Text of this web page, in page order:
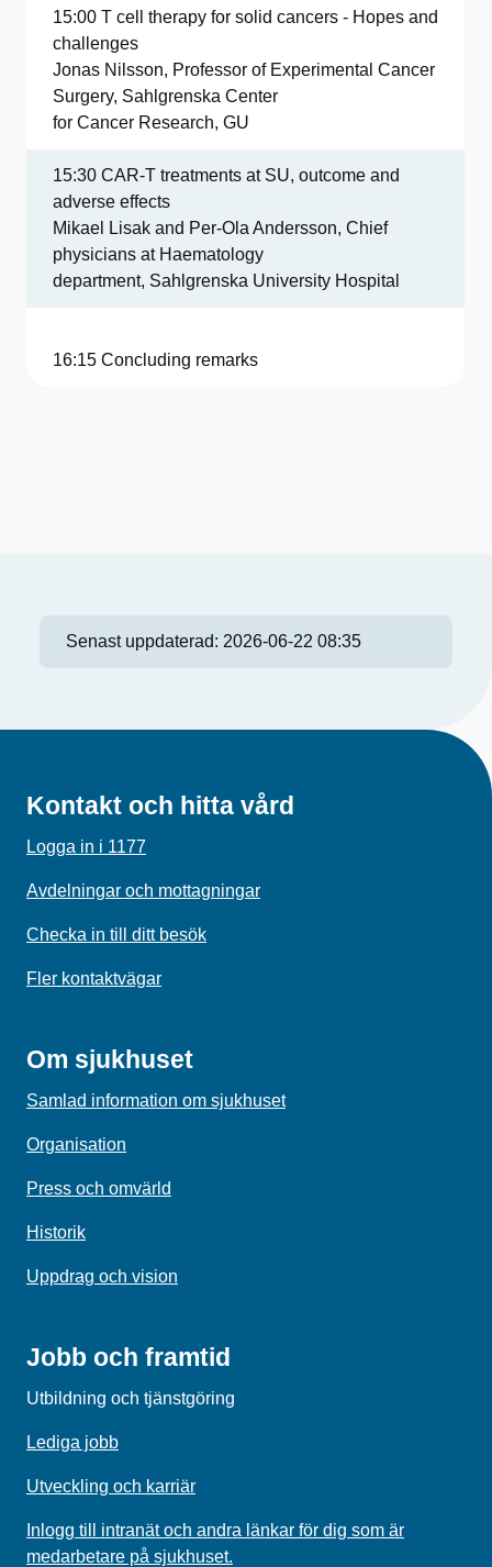
15:00 T cell therapy for solid cancers - Hopes and
challenges
Jonas Nilsson, Professor of Experimental Cancer
Surgery, Sahlgrenska Center
for Cancer Research, GU
15:30 CAR-T treatments at SU, outcome and
adverse effects
Mikael Lisak and Per-Ola Andersson, Chief
physicians at Haematology
department, Sahlgrenska University Hospital
16:15 Concluding remarks
Senast uppdaterad: 2026-06-22 08:35
Kontakt och hitta vård
Logga in i 1177
Avdelningar och mottagningar
Checka in till ditt besök
Fler kontaktvägar
Om sjukhuset
Samlad information om sjukhuset
Organisation
Press och omvärld
Historik
Uppdrag och vision
Jobb och framtid
Utbildning och tjänstgöring
Lediga jobb
Utveckling och karriär
Inlogg till intranät och andra länkar för dig som är
medarbetare på sjukhuset.